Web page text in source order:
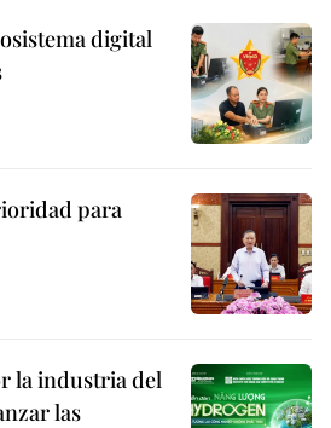
digital
para
la industria del
las